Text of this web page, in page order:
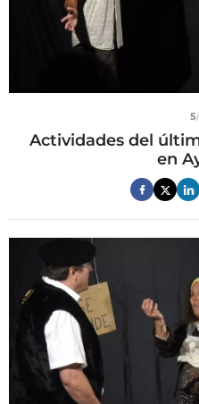
5
Actividades del
en